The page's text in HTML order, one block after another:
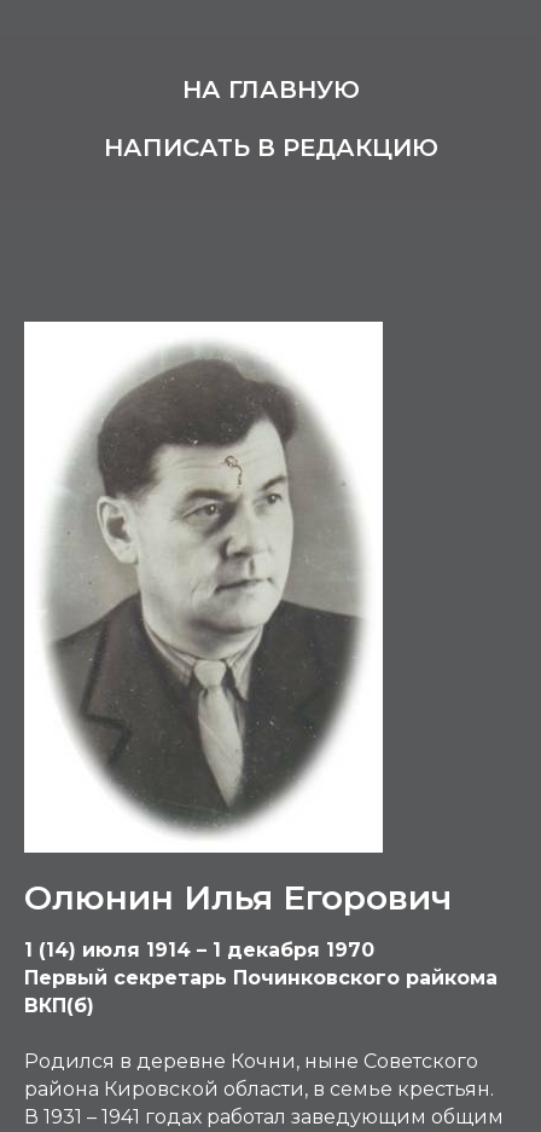
НА ГЛАВНУЮ
НАПИСАТЬ В РЕДАКЦИЮ
Олюнин Илья Егорович
1 (14) июля 1914 – 1 декабря 1970
Первый секретарь Починковского райкома
ВКП(б)
Родился в деревне Кочни, ныне Советского
района Кировской области, в семье крестьян.
В 1931 – 1941 годах работал заведующим общим